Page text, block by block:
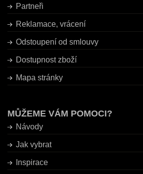
Partneři
Reklamace, vrácení
Odstoupení od smlouvy
Dostupnost zboží
Mapa stránky
MŮŽEME VÁM POMOCI?
Návody
Jak vybrat
Inspirace